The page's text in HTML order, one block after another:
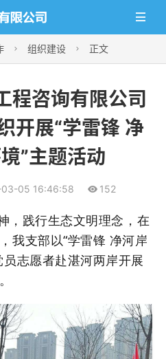

 组织建设  正文
程咨询有限公司
开展“学雷锋 净
”主题活动
05 16:46:58 152
，践行生态文明理念，在
我支部以“学雷锋 净河岸
志愿者赴湛河两岸开展